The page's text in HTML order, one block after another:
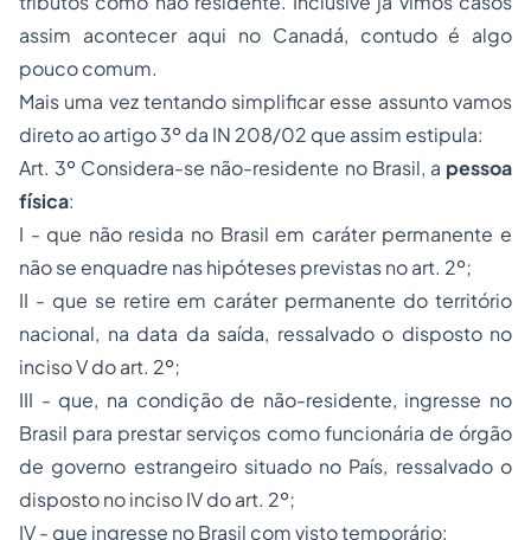
assim acontecer aqui no Canadá, contudo é algo
pouco comum.
Mais uma vez tentando simplificar esse assunto vamos
direto ao artigo 3º da IN 208/02 que assim estipula:
Art. 3º Considera-se não-residente no Brasil, a pessoa
física:
I - que não resida no Brasil em caráter permanente e
não se enquadre nas hipóteses previstas no art. 2º;
II - que se retire em caráter permanente do território
nacional, na data da saída, ressalvado o disposto no
inciso V do art. 2º;
III - que, na condição de não-residente, ingresse no
Brasil para prestar serviços como funcionária de órgão
de governo estrangeiro situado no País, ressalvado o
disposto no inciso IV do art. 2º;
IV - que ingresse no Brasil com visto temporário: